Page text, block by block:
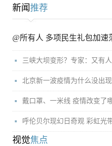
新闻 推荐
@所有人 多项民生礼包加速
三峡大坝变形？专家：又有
北京新一波疫情为什么没出现
戴口罩、一米线 疫情改变了
呼伦贝尔现幻日奇观 彩虹光
视觉焦点